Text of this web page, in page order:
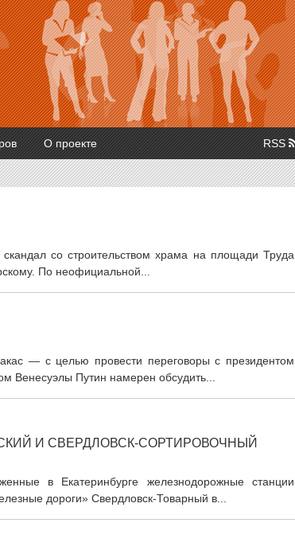
О проекте RSS
со строительством храма на площади Труда
По неофициальной...
— с целью провести переговоры с президентом
Венесуэлы Путин намерен обсудить...
И СВЕРДЛОВСК-СОРТИРОВОЧНЫЙ
в Екатеринбурге железнодорожные станции
дороги» Свердловск-Товарный в...